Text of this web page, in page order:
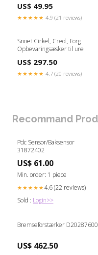
US$ 49.95
★★★★★ 4.9 (21 reviews)
Snoet Cirkel, Creol, Forg
Opbevaringsæsker til ure
US$ 297.50
★★★★★ 4.7 (20 reviews)
Recommand
Pdc Sensor/Baksensor
31872402
US$ 61.00
Min. order: 1 piece
★★★★★4.6 (22 reviews)
Sold : Login>>
Bremseforstærker D20287600
US$ 462.50